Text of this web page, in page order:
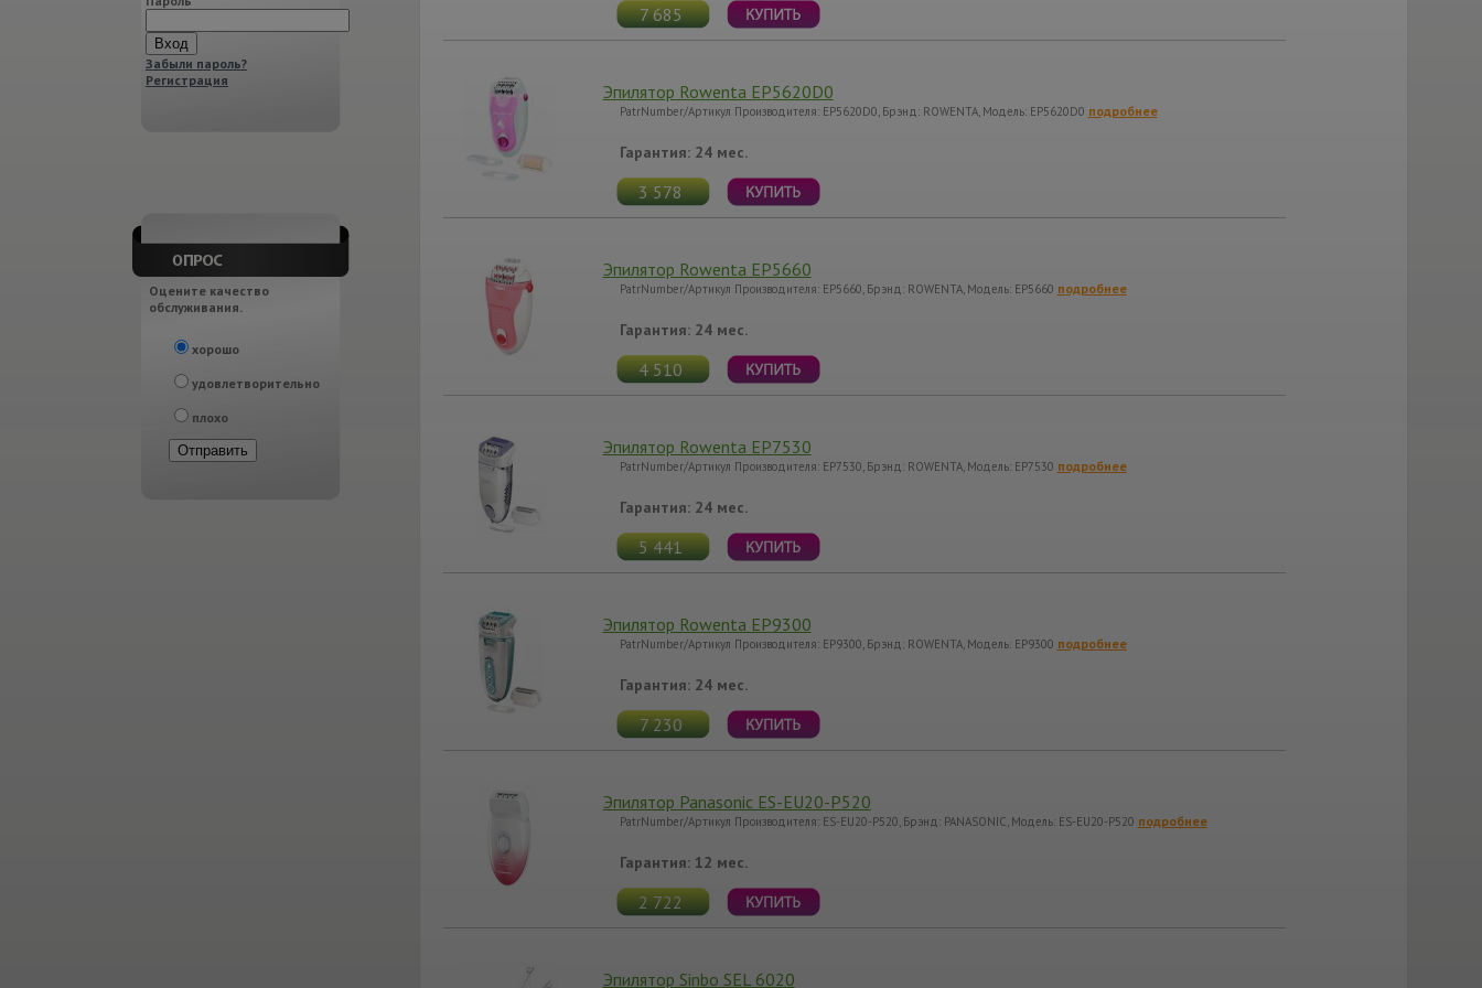
Забыли пароль?
Регистрация
Оцените качество
обслуживания.
хорошо
удовлетворительно
плохо
7 685
Эпилятор Rowenta EP5620D0
PatrNumber/Артикул Производителя: EP5620D0, Брэнд: ROWENTA, Модель: EP5620D0 подробнее
Гарантия: 24 мес.
3 578
Эпилятор Rowenta EP5660
PatrNumber/Артикул Производителя: EP5660, Брэнд: ROWENTA, Модель: EP5660 подробнее
Гарантия: 24 мес.
4 510
Эпилятор Rowenta EP7530
PatrNumber/Артикул Производителя: EP7530, Брэнд: ROWENTA, Модель: EP7530 подробнее
Гарантия: 24 мес.
5 441
Эпилятор Rowenta EP9300
PatrNumber/Артикул Производителя: EP9300, Брэнд: ROWENTA, Модель: EP9300 подробнее
Гарантия: 24 мес.
7 230
Эпилятор Panasonic ES-EU20-P520
PatrNumber/Артикул Производителя: ES-EU20-P520, Брэнд: PANASONIC, Модель: ES-EU20-P520 подробнее
Гарантия: 12 мес.
2 722
Эпилятор Sinbo SEL 6020